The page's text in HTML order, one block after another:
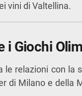
vini di Valtellina.
i Giochi
le relazioni con la
di Milano e della